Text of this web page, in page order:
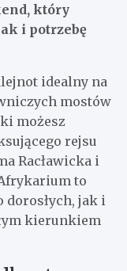
który
i potrzebę
idealny na
mostów
możesz
rejsu
Racławicka i
to
jak i
kierunkiem